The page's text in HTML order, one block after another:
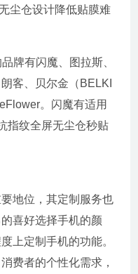
尘仓设计降低贴膜难
牌有闪魔、图拉斯、
客、贝尔金（BELKI
。闪魔有适用
指纹全屏无尘仓秒贴
地位，其定制服务也
喜好选择手机的颜
上定制手机的功能。
费者的个性化需求，